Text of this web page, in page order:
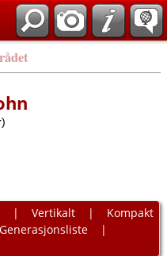
| Vertikalt| Kompakt
Generasjonsliste|